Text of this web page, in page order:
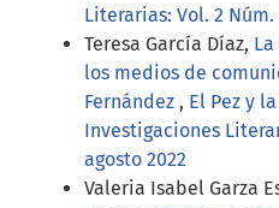
Literarias: Vol. 2
Teresa García Díaz,
los medios de
Fernández , El Pez y
Investigaciones
agosto 2022
Valeria Isabel Garza